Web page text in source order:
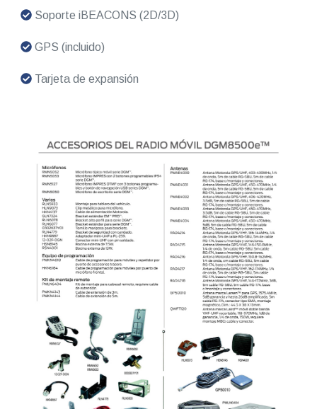
Soporte iBEACONS (2D/3D)
GPS (incluido)
Tarjeta de expansión